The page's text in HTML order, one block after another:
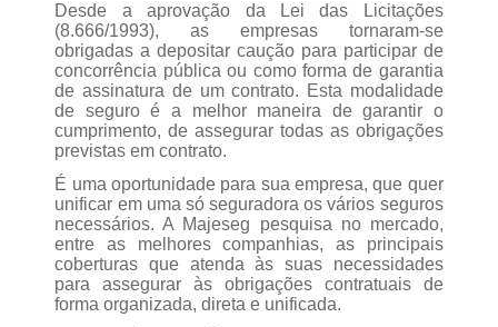
Desde a aprovação da Lei das Licitações
(8.666/1993), as empresas tornaram-se
obrigadas a depositar caução para participar de
concorrência pública ou como forma de garantia
de assinatura de um contrato. Esta modalidade
de seguro é a melhor maneira de garantir o
cumprimento, de assegurar todas as obrigações
previstas em contrato.
É uma oportunidade para sua empresa, que quer
unificar em uma só seguradora os vários seguros
necessários. A Majeseg pesquisa no mercado,
entre as melhores companhias, as principais
coberturas que atenda às suas necessidades
para assegurar às obrigações contratuais de
forma organizada, direta e unificada.